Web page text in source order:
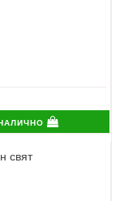
свят